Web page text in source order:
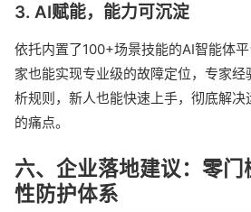
3. AI赋能，能力可沉淀
依托内置了100+场景技能的AI智能体
家也能实现专业级的故障定位，专家
析规则，新人也能快速上手，彻底解决
的痛点。
六、企业落地建议：零
性防护体系